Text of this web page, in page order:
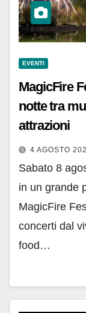
EVENTI
MagicFire
notte tra
attrazioni
4 AGOSTO
Sabato 8
in un grande
MagicFire
concerti dal
food…